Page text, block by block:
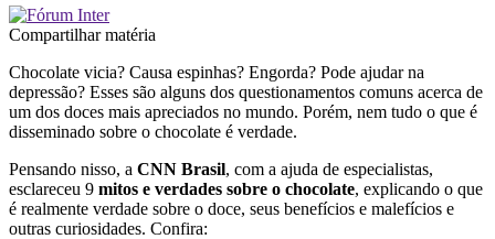
Compartilhar matéria
Chocolate vicia? Causa espinhas? Engorda? Pode ajudar na
depressão? Esses são alguns dos questionamentos comuns acerca de
um dos doces mais apreciados no mundo. Porém, nem tudo o que é
disseminado sobre o chocolate é verdade.
Pensando nisso, a CNN Brasil, com a ajuda de especialistas,
esclareceu 9 mitos e verdades sobre o chocolate, explicando o que
é realmente verdade sobre o doce, seus benefícios e malefícios e
outras curiosidades. Confira: